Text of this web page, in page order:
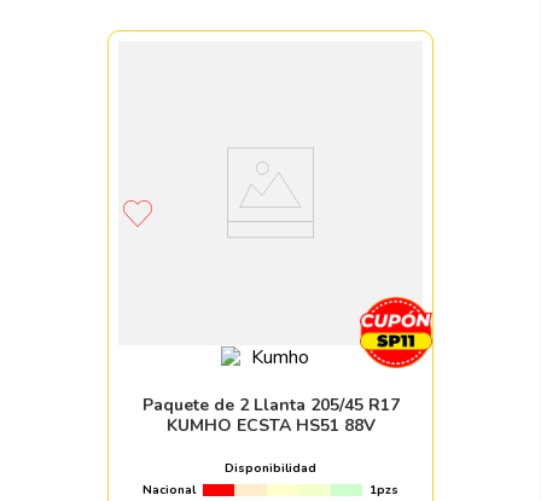
Paquete de 2 Llanta 205/45 R17
KUMHO ECSTA HS51 88V
Disponibilidad
Nacional
1pzs